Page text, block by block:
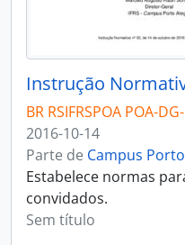
Instrução
BR RSIFRSPOA POA-
2016-10-14
Parte de Campus Porto
Estabelece normas
convidados.
Sem título